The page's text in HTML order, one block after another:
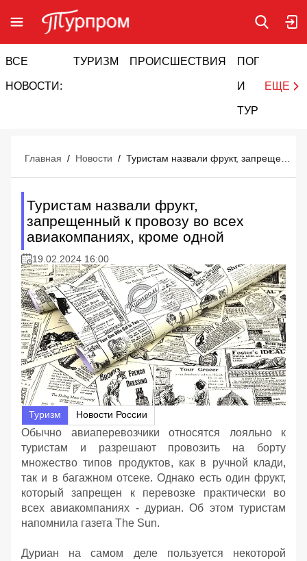
ВСЕ
НОВОСТИ:
ТУРИЗМ ПРОИСШЕСТВИЯ ПОГОДА
И
ТУРИЗМ
ЕЩЕ
Главная / Новости /
Туристам назвали фрукт,
запрещенный к провозу во всех
авиакомпаниях, кроме одной
19.02.2024 16:00
Туризм Новости России
Обычно авиаперевозчики относятся лояльно к
туристам и разрешают провозить на борту
множество типов продуктов, как в ручной клади,
так и в багажном отсеке. Однако есть один фрукт,
который запрещен к перевозке практически во
всех авиакомпаниях - дуриан. Об этом туристам
напомнила газета The Sun.
Дуриан на самом деле пользуется некоторой